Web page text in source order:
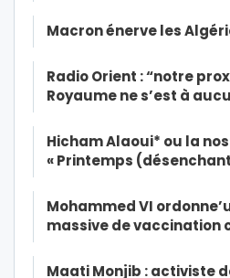
Macron énerve les
Radio Orient : “notre
Royaume ne s’est à
Hicham Alaoui* ou la
« Printemps
Mohammed VI
massive de vaccination
Maati Monjib : activiste